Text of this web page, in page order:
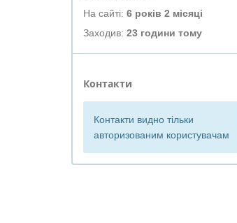
На сайті: 6 років 2 місяці
Заходив: 23 години тому
Контакти
Контакти видно тільки
авторизованим користувачам